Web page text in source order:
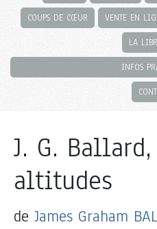
COUPS DE CŒUR VENTE EN
LA
INFOS
J. G.
altitudes
de James Graham